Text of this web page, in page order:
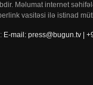
Məlumat internet
vasitəsi ilə istinad
E-mail: press@bugun.tv |